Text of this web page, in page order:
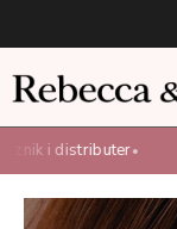
i distributer•